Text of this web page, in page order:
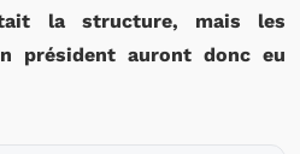
la structure, mais les
président auront donc eu